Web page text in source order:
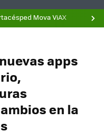
Mova ViAX
apps
en la